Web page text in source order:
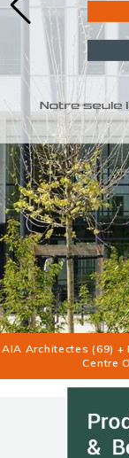
AIA Architectes (69)
Centre